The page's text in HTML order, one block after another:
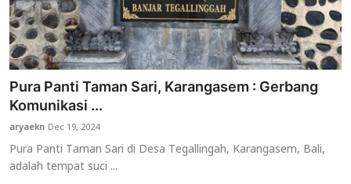
Alam Bali
Seni
Kisah
Usadha
Indonesia
Pura Panti Taman Sari, Karangasem : Gerbang
Komunikasi ...
aryaekn Dec 19, 2024
Pura Panti Taman Sari di Desa Tegallingah, Karangasem, Bali,
adalah tempat suci ...